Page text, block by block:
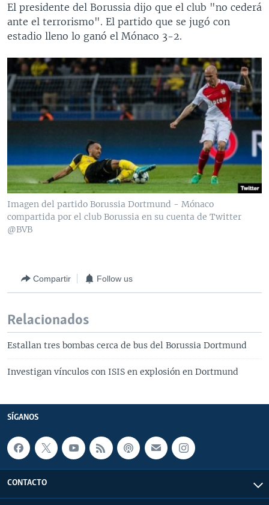
El presidente del Borussia dijo que el club "no cederá
ante el terrorismo". El partido que se jugó con
estadio lleno lo ganó el Mónaco 3-2.
Imagen del partido Borussia Dortmund - Mónaco
compartida por el club Borussia en su cuenta de Twitter
@BVB
Compartir Follow us
Relacionados
Estallan tres bombas cerca de bus del Borussia Dortmund
Investigan vínculos con ISIS en explosión en Dortmund
SÍGANOS
CONTACTO